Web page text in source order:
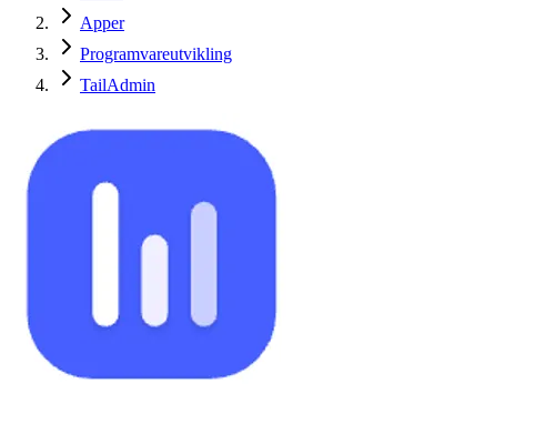
Apper
Programvareutvikling
TailAdmin